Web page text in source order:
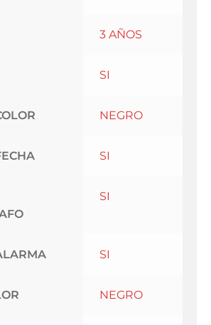
3 AÑOS
SI
NEGRO
SI
SI
SI
NEGRO